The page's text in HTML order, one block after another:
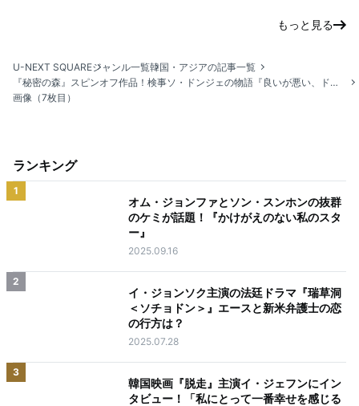
もっと見る
U-NEXT SQUAREジャンル一覧韓国・アジアの記事一覧
『秘密の森』スピンオフ作品！検事ソ・ドンジェの物語『良いが悪い、ドンジェ』
画像（7枚目）
ランキング
1
オム・ジョンファとソン・スンホンの抜群
のケミが話題！『かけがえのない私のスタ
ー』
2025.09.16
2
イ・ジョンソク主演の法廷ドラマ『瑞草洞
＜ソチョドン＞』エースと新米弁護士の恋
の行方は？
2025.07.28
3
韓国映画『脱走』主演イ・ジェフンにイン
タビュー！「私にとって一番幸せを感じる